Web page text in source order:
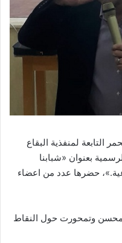
التابعة لمنفذية البقاع
بعنوان «شبابنا
حضرها عدد من اعضاء
محسن وتمحورت حول النقاط